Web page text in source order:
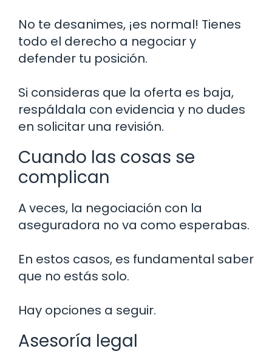
No te desanimes, ¡es normal! Tienes
todo el derecho a negociar y
defender tu posición.
Si consideras que la oferta es baja,
respáldala con evidencia y no dudes
en solicitar una revisión.
Cuando las cosas se
complican
A veces, la negociación con la
aseguradora no va como esperabas.
En estos casos, es fundamental saber
que no estás solo.
Hay opciones a seguir.
Asesoría legal